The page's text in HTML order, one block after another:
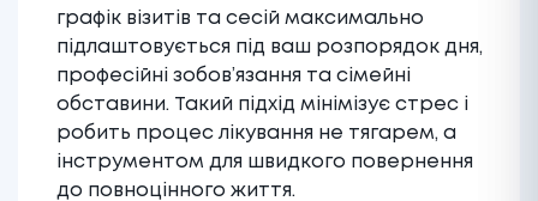
графік візитів та сесій максимально
підлаштовується під ваш розпорядок дня,
професійні зобов’язання та сімейні
обставини. Такий підхід мінімізує стрес і
робить процес лікування не тягарем, а
інструментом для швидкого повернення
до повноцінного життя.